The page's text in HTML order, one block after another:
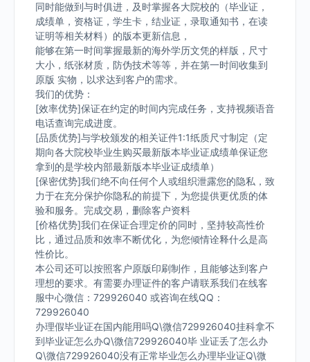
同时能做到与时俱进，及时掌握各大院校的（毕业证，
成绩单，资格证，学生卡，结业证，录取通知书，在读
证明等相关材料）的版本更新信息，
能够在第一时间掌握最新的海外学历文凭的样版，尺寸
大小，纸张材质，防伪技术等等，并在第一时间收集到
原版 实物，以求达到客户的需求。
我们的优势：
[效率优势]保证在约定的时间内完成任务，支持视频语音
电话查询完成进度。
[品质优势]与学校颁发的相关证件1:1纸质尺寸制定（定
期向各大院校毕业生购买最新版本毕业证成绩单保证您
拿到的是学校内部最新版本毕业证成绩单）
[保密优势]我们绝不向任何个人或组织泄露您的隐私，致
力于在充分保护你隐私的前提下，为您提供更优质的体
验和服务。完成交易，删除客户资料
[价格优势]我们在保证合理定价的同时，坚持较高性价
比，通过品质和效率不断优化，为您倾情诠释什么是高
性价比。
本公司还可以按照客户原版印刷制作，且能够达到客户
理想的要求。有需要办理证件的客户请联系我们在线客
服中心微信：729926040 或咨询在线QQ：
729926040
办理假毕业证在国内能用吗Q\微信729926040挂科拿不
到毕业证怎么办Q\微信729926040毕 业证丢了怎么办
Q\微信729926040没有正常毕业怎么办理毕业证Q\微